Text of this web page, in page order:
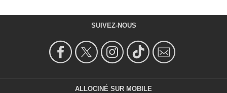
SUIVEZ-NOUS
ALLOCINÉ SUR MOBILE